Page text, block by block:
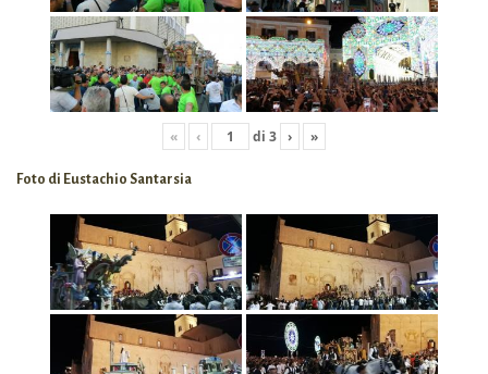
« ‹ di 3 › »
Foto di Eustachio Santarsia